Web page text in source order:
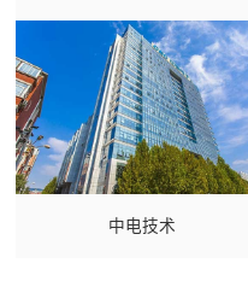
中电技术